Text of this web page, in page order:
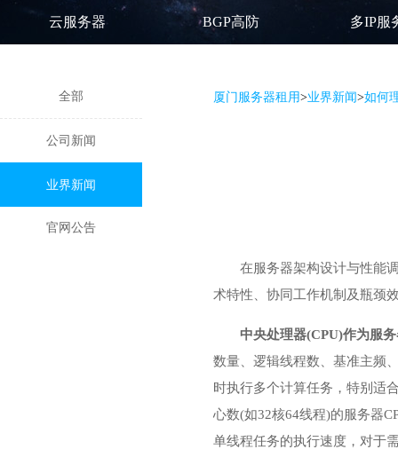
云服务器 BGP高防 多IP服
全部
公司新闻
业界新闻
官网公告
厦门服务器租用>业界新闻>如何
在服务器架构设计与性能
术特性、协同工作机制及瓶颈
中央处理器(CPU)作为服
数量、逻辑线程数、基准主频
时执行多个计算任务，特别适
心数(如32核64线程)的服务器
单线程任务的执行速度，对于